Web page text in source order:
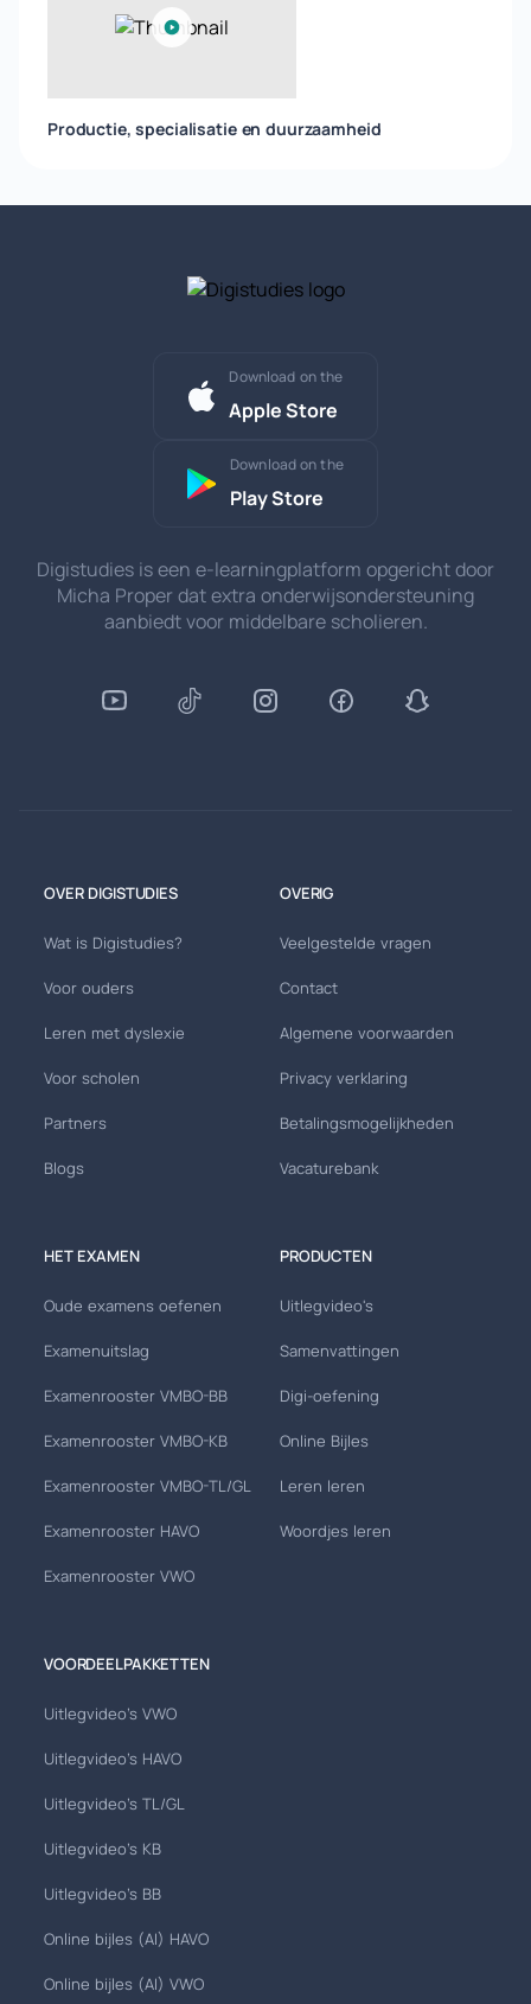
Productie, specialisatie en duurzaamheid
Download on the
Apple Store
Download on the
Play Store
Digistudies is een e-learningplatform opgericht door
Micha Proper dat extra onderwijsondersteuning
aanbiedt voor middelbare scholieren.
OVER DIGISTUDIES
Wat is Digistudies?
Voor ouders
Leren met dyslexie
Voor scholen
Partners
Blogs
OVERIG
Veelgestelde vragen
Contact
Algemene voorwaarden
Privacy verklaring
Betalingsmogelijkheden
Vacaturebank
HET EXAMEN
Oude examens oefenen
Examenuitslag
Examenrooster VMBO-BB
Examenrooster VMBO-KB
Examenrooster VMBO-TL/GL
Examenrooster HAVO
Examenrooster VWO
PRODUCTEN
Uitlegvideo's
Samenvattingen
Digi-oefening
Online Bijles
Leren leren
Woordjes leren
VOORDEELPAKKETTEN
Uitlegvideo's VWO
Uitlegvideo's HAVO
Uitlegvideo's TL/GL
Uitlegvideo's KB
Uitlegvideo's BB
Online bijles (AI) HAVO
Online bijles (AI) VWO